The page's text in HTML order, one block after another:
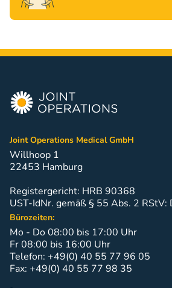
Joint Operations Medical GmbH
Willhoop 1
22453 Hamburg
Registergericht: HRB 90368
UST-IdNr. gemäß § 55 Abs. 2
Bürozeiten:
Mo - Do 08:00 bis 17:00 Uhr
Fr 08:00 bis 16:00 Uhr
Telefon: +49(0) 40 55 77 96 05
Fax: +49(0) 40 55 77 98 35